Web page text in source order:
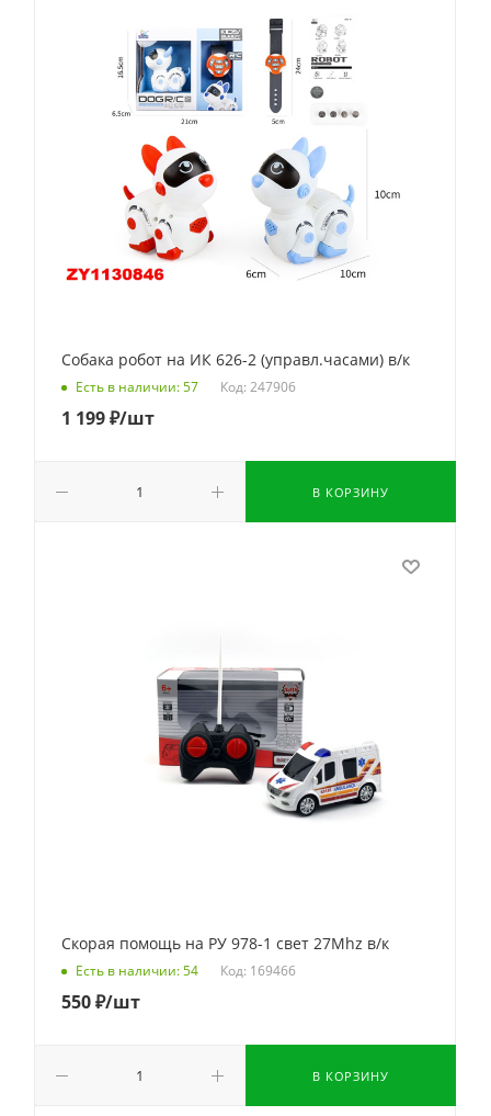
Собака робот на ИК 626-2 (управл.часами) в/к
Есть в наличии: 57 Код: 247906
1 199₽/шт
В КОРЗИНУ
Скорая помощь на РУ 978-1 свет 27Mhz в/к
Есть в наличии: 54 Код: 169466
550₽/шт
В КОРЗИНУ